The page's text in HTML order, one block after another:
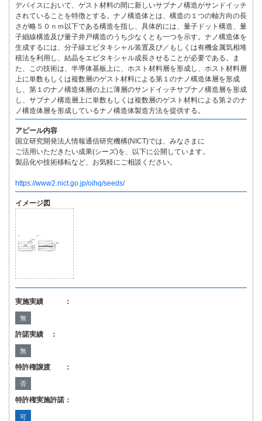
デバイスにおいて、ゲスト材料の間に新しいサブナノ構造がサンドイッチ
されていることを特徴とする。ナノ構造体とは、構造の１つの軸方向の長
さが略５０ｎｍ以下である構造を指し、具体的には、量子ドット構造、量
子細線構造及び量子井戸構造のうち少なくとも一つを示す。ナノ構造体を
生成するには、分子線エピタキシャル装置及び／もしくは有機金属気相堆
積法を利用し、結晶をエピタキシャル成長させることが必要である。ま
た、この技術は、半導体基板上に、ホスト材料層を形成し、ホスト材料層
上に単数もしくは複数層のゲスト材料による第１のナノ構造体層を形成
し、第１のナノ構造体層の上に薄層のサンドイッチサブナノ構造層を形成
し、サブナノ構造層上に単数もしくは複数層のゲスト材料による第２のナ
ノ構造体層を形成しているナノ構造体製造方法を提供する。
アピール内容
国立研究開発法人情報通信研究機構(NICT)では、みなさまに
ご活用いただきたい成果(シーズ)を、以下に公開しています。
製品化や技術移転など、お気軽にご相談ください。
https://www2.nict.go.jp/oihq/seeds/
イメージ図
実施実績 ：
無
許諾実績 ：
無
特許権譲渡 ：
否
特許権実施許諾：
可